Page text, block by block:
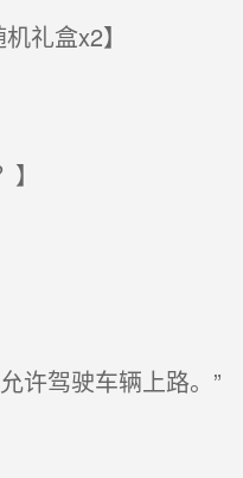
礼盒x2】
许驾驶车辆上路。”